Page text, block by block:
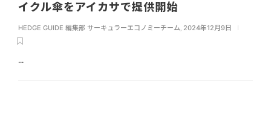
イクル傘をアイカサで提供開始
HEDGE GUIDE 編集部 サーキュラーエコノミーチーム, 2024年12月9日
...